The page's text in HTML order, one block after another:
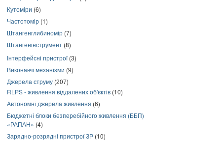
Кутоміри (6)
Частотомір (1)
Штангенглибиномір (7)
Штангенінструмент (8)
Інтерфейсні пристрої(3)
Виконавчі механізми (9)
Джерела струму (207)
RLPS - живлення віддалених об'єктів (10)
Автономні джерела живлення (6)
Бюджетні блоки безперебійного живлення (ББП)
«РАПАН» (4)
Зарядно-розрядні пристрої ЗР (10)